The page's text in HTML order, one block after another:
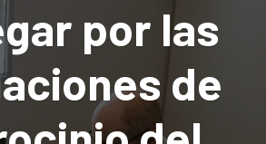
por las
de